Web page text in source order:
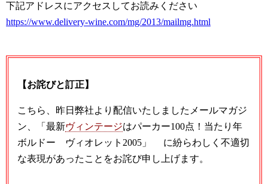
下記アドレスにアクセスしてお読みください
https://www.delivery-wine.com/mg/2013/mailmg.html
【お詫びと訂正】
こちら、昨日弊社より配信いたしましたメールマガジ
ン、「最新ヴィンテージはパーカー100点！当たり年
ボルドー ヴィオレット2005」 に紛らわしく不適切
な表現があったことをお詫び申し上げます。